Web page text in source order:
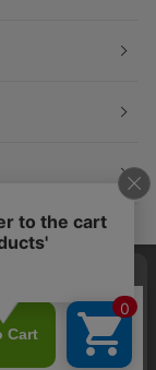
針
最適な提供、ト
ています。
に同意したことも